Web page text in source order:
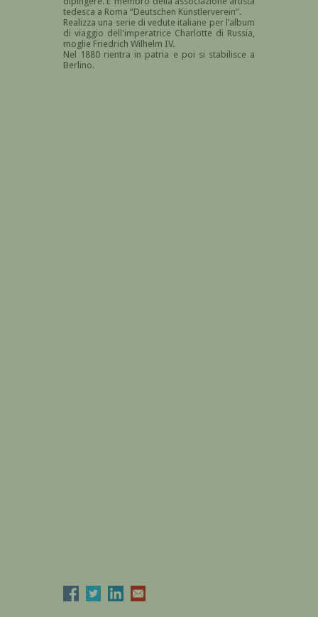
tedesca a Roma “Deutschen Künstlerverein”.
Realizza una serie di vedute italiane per l’album
di viaggio dell'imperatrice Charlotte di Russia,
moglie Friedrich Wilhelm IV.
Nel 1880 rientra in patria e poi si stabilisce a
Berlino.